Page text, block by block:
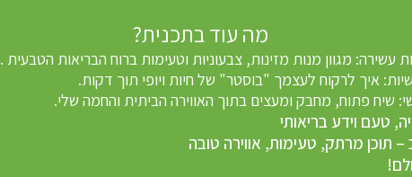
מה עוד בתכנית?
מזינות, צבעוניות וטעימות ברוח הבריאות הטבעית .
לעצמך "בוסטר" של חיות ויופי תוך דקות.
ומעצים בתוך האווירה הביתית והחמה שלי.
בריאותי
טעימות, אווירה טובה